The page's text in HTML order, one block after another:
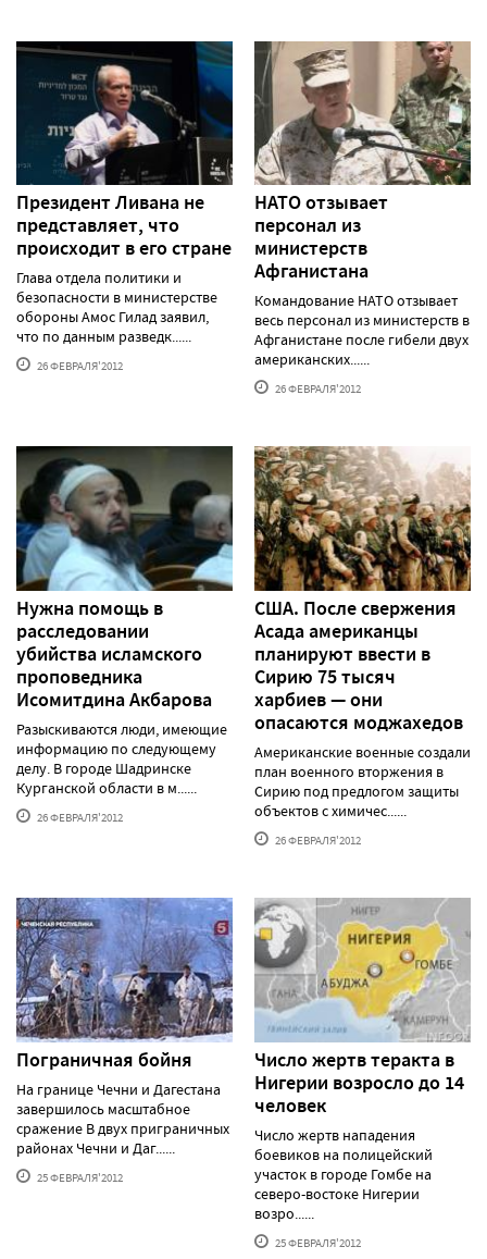
Президент Ливана не
представляет, что
происходит в его стране
Глава отдела политики и
безопасности в министерстве
обороны Амос Гилад заявил,
что по данным разведк......
26 ФЕВРАЛЯ'2012
НАТО отзывает
персонал из
министерств
Афганистана
Командование НАТО отзывает
весь персонал из министерств в
Афганистане после гибели двух
американских......
26 ФЕВРАЛЯ'2012
Нужна помощь в
расследовании
убийства исламского
проповедника
Исомитдина Акбарова
Разыскиваются люди, имеющие
информацию по следующему
делу. В городе Шадринске
Курганской области в м......
26 ФЕВРАЛЯ'2012
США. После свержения
Асада американцы
планируют ввести в
Сирию 75 тысяч
харбиев — они
опасаются моджахедов
Американские военные создали
план военного вторжения в
Сирию под предлогом защиты
объектов с химичес......
26 ФЕВРАЛЯ'2012
Пограничная бойня
На границе Чечни и Дагестана
завершилось масштабное
сражение В двух приграничных
районах Чечни и Даг......
25 ФЕВРАЛЯ'2012
Число жертв теракта в
Нигерии возросло до 14
человек
Число жертв нападения
боевиков на полицейский
участок в городе Гомбе на
северо-востоке Нигерии
возро......
25 ФЕВРАЛЯ'2012